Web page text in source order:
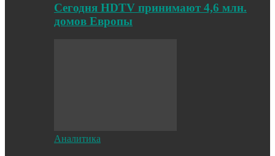
Cегодня HDTV принимают 4,6 млн.
домов Европы
Аналитика